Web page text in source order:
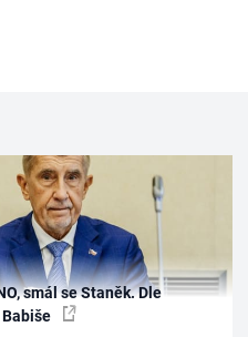
smál se Staněk. Dle